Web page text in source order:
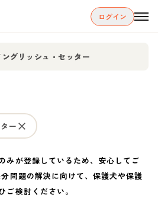
ログイン
ングリッシュ・セッター
ー
みが登録しているため、安心してご
問題の解決に向けて、保護犬や保護
ご検討ください。